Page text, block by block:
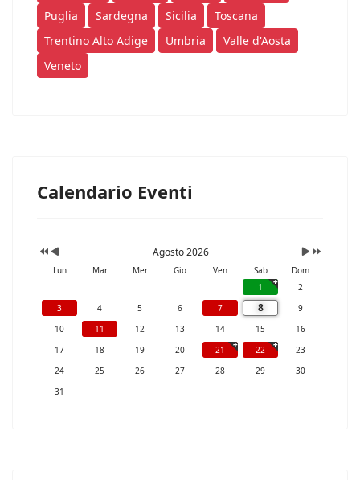
Puglia
Sardegna Sicilia
Toscana
Trentino Alto Adige
Umbria
Valle d'Aosta
Veneto
Calendario Eventi
Agosto 2026
Lun Mar Mer Gio Ven Sab
Dom
1
2
3
4 5 6 7 8
9
10
11 12 13 14 15
16
17
18 19 20 21 22
23
24
25 26 27 28 29
30
31